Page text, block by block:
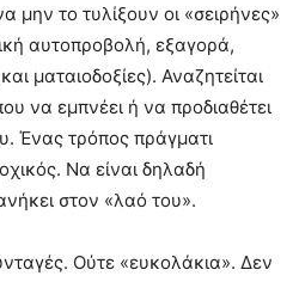
μην το τυλίξουν οι «σειρήνες»
αυτοπροβολή, εξαγορά,
ματαιοδοξίες). Αναζητείται
να εμπνέει ή να προδιαθέτει
Ένας τρόπος πράγματι
Να είναι δηλαδή
στον «λαό του».
Ούτε «ευκολάκια». Δεν